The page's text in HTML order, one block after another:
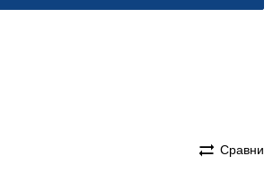
Сравни